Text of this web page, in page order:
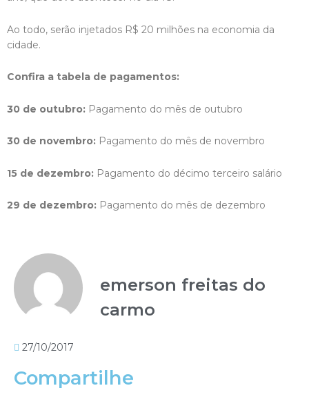
Ao todo, serão injetados R$ 20 milhões na economia da
cidade.
Confira a tabela de pagamentos:
30 de outubro: Pagamento do mês de outubro
30 de novembro: Pagamento do mês de novembro
15 de dezembro: Pagamento do décimo terceiro salário
29 de dezembro: Pagamento do mês de dezembro
emerson freitas do
carmo
27/10/2017
Compartilhe